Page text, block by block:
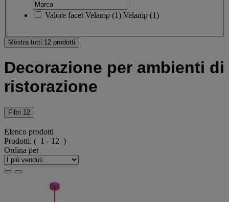
Valore facet Velamp (1) Velamp (1)
Mostra tutti 12 prodotti
Decorazione per ambienti di
ristorazione
Filtri 12
Elenco prodotti
Prodotti: ( 1 - 12 )
Ordina per